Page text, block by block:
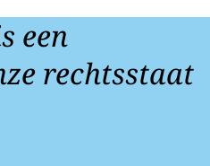
een
rechtsstaat